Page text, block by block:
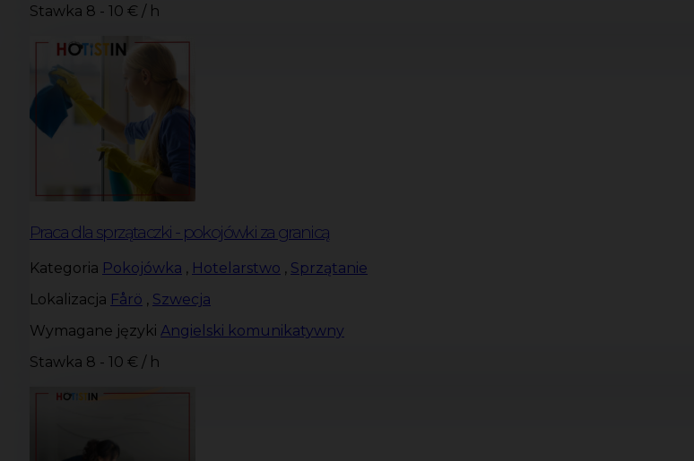
Stawka 8 - 10 € / h
Praca dla sprzątaczki - pokojówki za granicą
Kategoria Pokojówka , Hotelarstwo , Sprzątanie
Lokalizacja Fårö , Szwecja
Wymagane języki Angielski komunikatywny
Stawka 8 - 10 € / h